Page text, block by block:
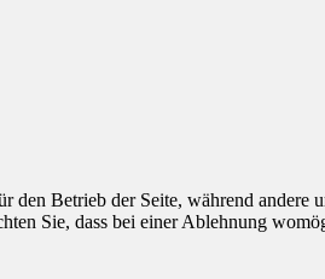
Betrieb der Seite, während
Sie, dass bei einer Ablehnung